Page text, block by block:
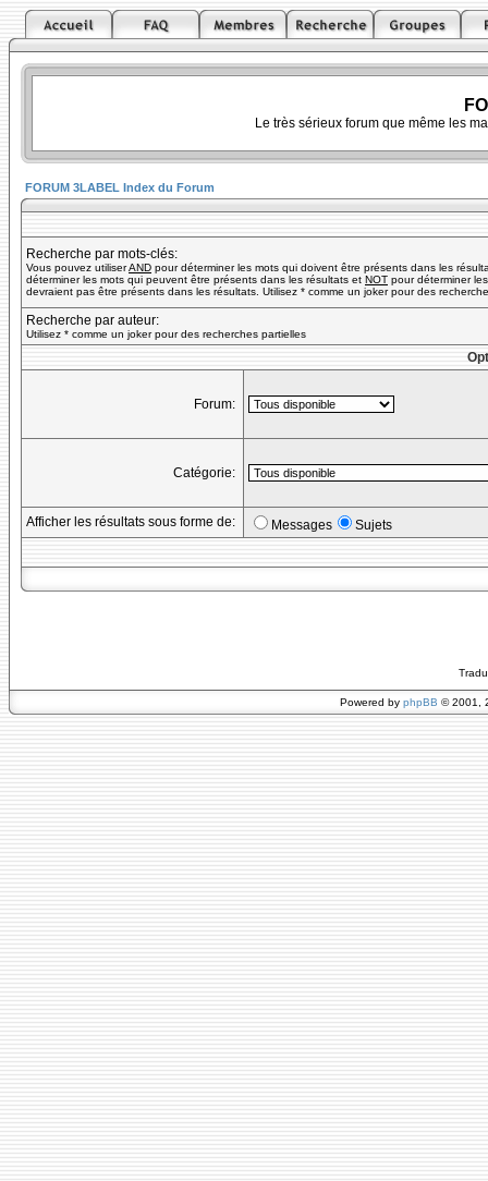
Le très sérieux forum que même les
FORUM 3LABEL Index du Forum
Recherche par mots-clés:
Vous pouvez utiliserAND pour déterminer les mots qui doivent être présents dans les
déterminer les mots qui peuvent être présents dans les résultats et NOT pour déterminer
devraient pas être présents dans les résultats. Utilisez * comme un joker pour des
Recherche par auteur:
Utilisez * comme un joker pour des recherches partielles
Forum:
Catégorie:
Afficher les résultats sous forme de: Messages Sujets
Powered by phpBB © 2001,